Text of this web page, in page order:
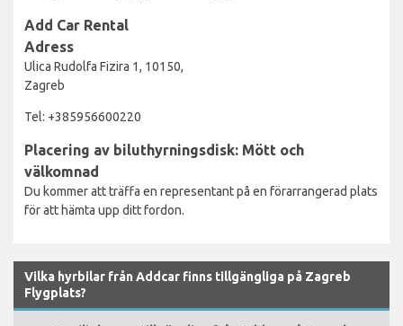
Add Car Rental
Adress
Ulica Rudolfa Fizira 1, 10150,
Zagreb
Tel: +385956600220
Placering av biluthyrningsdisk: Mött och
välkomnad
Du kommer att träffa en representant på en förarrangerad plats
för att hämta upp ditt fordon.
Vilka hyrbilar från Addcar finns tillgängliga på Zagreb
Flygplats?